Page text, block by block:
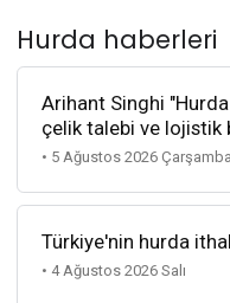
Hurda haberleri
Arihant Singhi
çelik talebi ve lojistik
• 5 Ağustos 2026 Çarşamba
Türkiye'nin hurda
• 4 Ağustos 2026 Salı